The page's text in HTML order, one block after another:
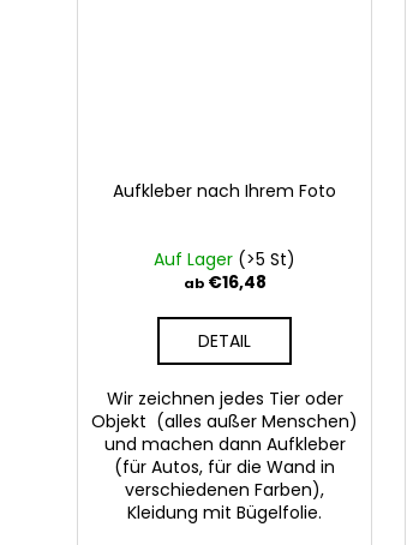
Aufkleber nach Ihrem Foto
Auf Lager (>5 St)
ab€16,48
DETAIL
Wir zeichnen jedes Tier oder
Objekt (alles außer Menschen)
und machen dann Aufkleber
(für Autos, für die Wand in
verschiedenen Farben),
Kleidung mit Bügelfolie.